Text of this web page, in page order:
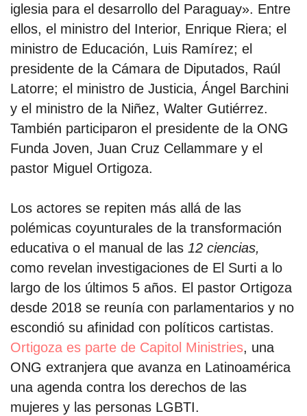
iglesia para el desarrollo del Paraguay». Entre
ellos, el ministro del Interior, Enrique Riera; el
ministro de Educación, Luis Ramírez; el
presidente de la Cámara de Diputados, Raúl
Latorre; el ministro de Justicia, Ángel Barchini
y el ministro de la Niñez, Walter Gutiérrez.
También participaron el presidente de la ONG
Funda Joven, Juan Cruz Cellammare y el
pastor Miguel Ortigoza.
Los actores se repiten más allá de las
polémicas coyunturales de la transformación
educativa o el manual de las 12 ciencias,
como revelan investigaciones de El Surti a lo
largo de los últimos 5 años. El pastor Ortigoza
desde 2018 se reunía con parlamentarios y no
escondió su afinidad con políticos cartistas.
Ortigoza es parte de Capitol Ministries, una
ONG extranjera que avanza en Latinoamérica
una agenda contra los derechos de las
mujeres y las personas LGBTI.